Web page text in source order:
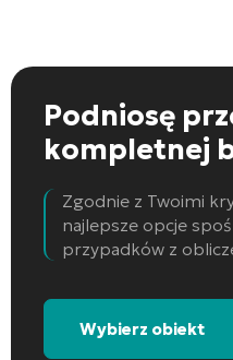
Podniosę
kompletnej
Zgodnie z Twoimi
najlepsze opcje
przypadków z
Wybierz obiekt